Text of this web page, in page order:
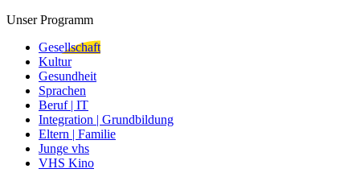
Unser Programm
Gesellschaft
Kultur
Gesundheit
Sprachen
Beruf | IT
Integration | Grundbildung
Eltern | Familie
Junge vhs
VHS Kino